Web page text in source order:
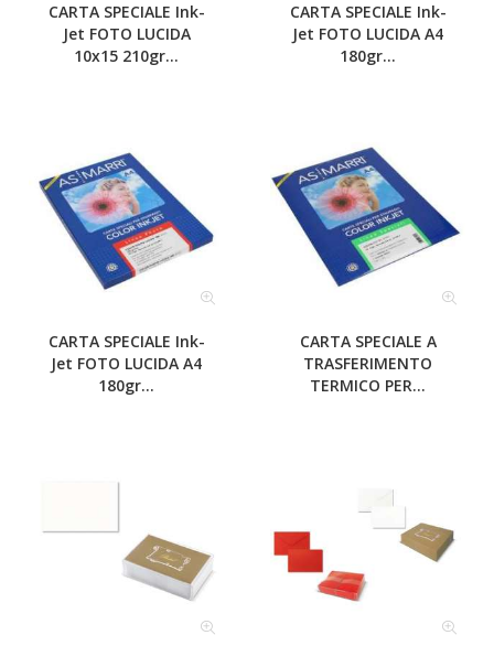
CARTA SPECIALE Ink-
Jet FOTO LUCIDA
10x15 210gr...
CARTA SPECIALE Ink-
Jet FOTO LUCIDA A4
180gr...
CARTA SPECIALE Ink-
Jet FOTO LUCIDA A4
180gr...
CARTA SPECIALE A
TRASFERIMENTO
TERMICO PER...